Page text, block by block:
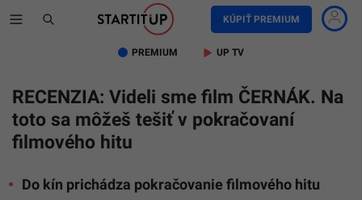
KÚPIŤ PREMIUM
PREMIUM UP TV
RECENZIA: Videli sme film ČERNÁK. Na
toto sa môžeš tešiť v pokračovaní
filmového hitu
Do kín prichádza pokračovanie filmového hitu